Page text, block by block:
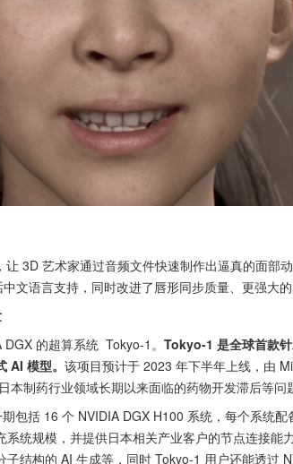
3D 艺术家通过音频文件快速制作出逼真的面部
文语言支持，同时改进了唇形同步质量、更强大的
的超算系统  Tokyo-1。 Tokyo-1 是全球首款
AI 模型。 该项目预计于 2023 年下半年上线，由
制药行业领域长期以来面临的药物开发滞后等问
包括 16 个 NVIDIA DGX H100 系统，每个系统
统规模，并提供日本相关产业客户的节点连接能
结构的 AI 生成等，同时 Tokyo-1 用户还能透过